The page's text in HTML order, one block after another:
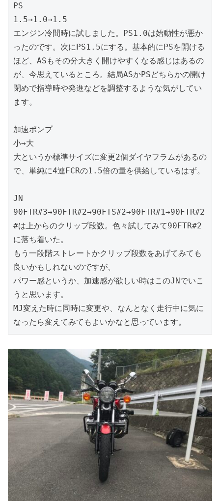
PS
1.5→1.0→1.5
エンジン冷間時に試しました。PS1.0は始動性が悪か
ったのです。次にPS1.5にする。基本的にPSを開ける
ほど、ASもその分大きく開けやすくなる感じはあるの
が、今思えているところ。結局ASかPSどちらかの開け
閉めで指導時や発進などを調整するような気がしてい
ます。
加速ポンプ
小→大
大というか標準サイズに変更2個ダイヤフラムがあるの
で、単純に4連FCRの1.5倍の量を供給しているはず。
JN
90FTR#3→90FTR#2→90FTS#2→90FTR#1→90FTR#2
#は上からのクリップ段数。色々試してみて90FTR#2
に落ち着いた。
もう一段階ストレートかクリップ段数をあげてみても
良いかもしれないのですが、
パワー感というか、加速感が欲しい時はこのJNでいこ
うと思います。
MJ変えた時に同時に変更や、なんとなく走行中に気に
なったら変えてみてもよいかなと思っています。